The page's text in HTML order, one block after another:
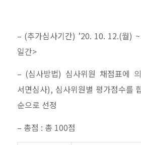
– (추가심사기간) ’20. 10. 12.(월)
일간>
– (심사방법) 심사위원 채점표에
서면심사), 심사위원별 평가점수를
순으로 선정
– 총점 : 총 100점